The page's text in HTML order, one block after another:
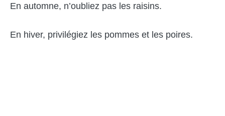
En automne, n’oubliez pas les raisins.
En hiver, privilégiez les pommes et les poires.